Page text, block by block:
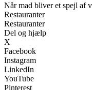
Når mad bliver et spejl af
Restauranter
Restauranter
Del og hjælp
X
Facebook
Instagram
LinkedIn
YouTube
Pinterest